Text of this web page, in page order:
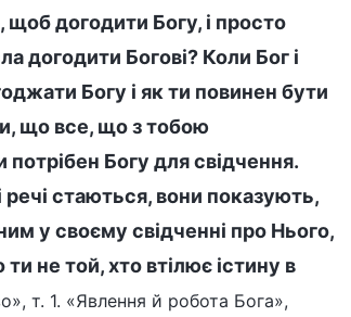
щоб догодити Богу, і просто
догодити Богові? Коли Бог і
Богу і як ти повинен бути
що все, що з тобою
потрібен Богу для свідчення.
стаються, вони показують,
у своєму свідченні про Нього,
не той, хто втілює істину в
т. 1. «Явлення й робота Бога»,